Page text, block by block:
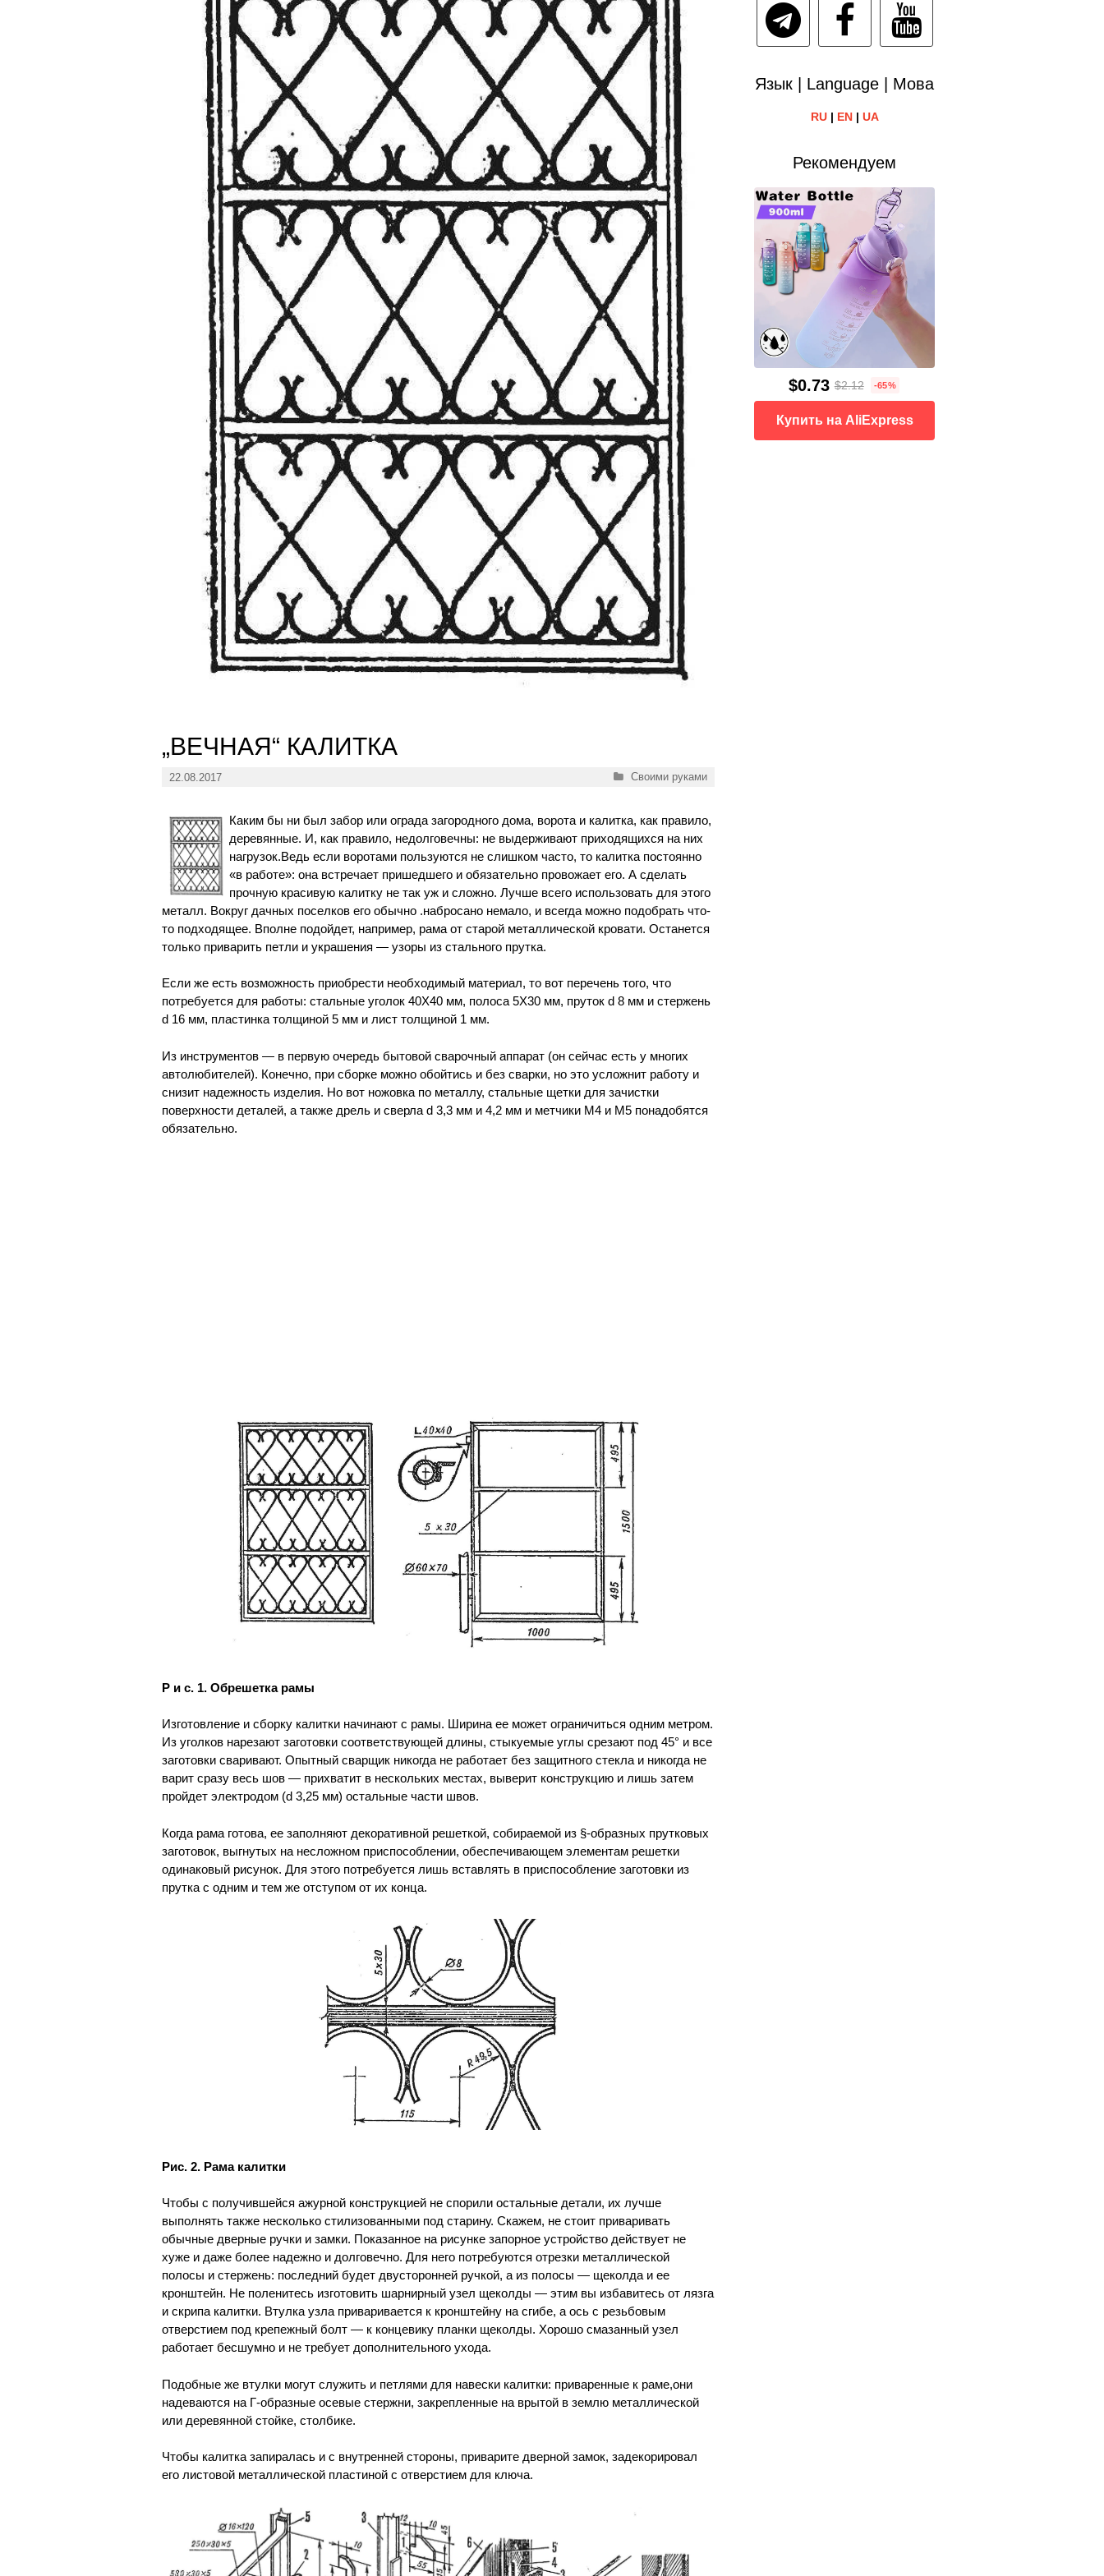
„ВЕЧНАЯ“ КАЛИТКА
22.08.2017 Рубрики
Своими руками
Каким бы ни был забор или ограда загородного дома, ворота и калитка, как правило,
деревянные. И, как правило, недолговечны: не выдерживают приходящихся на них
нагрузок.Ведь если воротами пользуются не слишком часто, то калитка постоянно
«в работе»: она встречает пришедшего и обязательно провожает его. А сделать
прочную красивую калитку не так уж и сложно. Лучше всего использовать для этого
металл. Вокруг дачных поселков его обычно .набросано немало, и всегда можно подобрать что-
то подходящее. Вполне подойдет, например, рама от старой металлической кровати. Останется
только приварить петли и украшения — узоры из стального прутка.
Если же есть возможность приобрести необходимый материал, то вот перечень того, что
потребуется для работы: стальные уголок 40X40 мм, полоса 5X30 мм, пруток d 8 мм и стержень
d 16 мм, пластинка толщиной 5 мм и лист толщиной 1 мм.
Из инструментов — в первую очередь бытовой сварочный аппарат (он сейчас есть у многих
автолюбителей). Конечно, при сборке можно обойтись и без сварки, но это усложнит работу и
снизит надежность изделия. Но вот ножовка по металлу, стальные щетки для зачистки
поверхности деталей, а также дрель и сверла d 3,3 мм и 4,2 мм и метчики М4 и М5 понадобятся
обязательно.
Р и с. 1. Обрешетка рамы
Изготовление и сборку калитки начинают с рамы. Ширина ее может ограничиться одним метром.
Из уголков нарезают заготовки соответствующей длины, стыкуемые углы срезают под 45° и все
заготовки сваривают. Опытный сварщик никогда не работает без защитного стекла и никогда не
варит сразу весь шов — прихватит в нескольких местах, выверит конструкцию и лишь затем
пройдет электродом (d 3,25 мм) остальные части швов.
Когда рама готова, ее заполняют декоративной решеткой, собираемой из §-образных прутковых
заготовок, выгнутых на несложном приспособлении, обеспечивающем элементам решетки
одинаковый рисунок. Для этого потребуется лишь вставлять в приспособление заготовки из
прутка с одним и тем же отступом от их конца.
Рис. 2. Рама калитки
Чтобы с получившейся ажурной конструкцией не спорили остальные детали, их лучше
выполнять также несколько стилизованными под старину. Скажем, не стоит приваривать
обычные дверные ручки и замки. Показанное на рисунке запорное устройство действует не
хуже и даже более надежно и долговечно. Для него потребуются отрезки металлической
полосы и стержень: последний будет двусторонней ручкой, а из полосы — щеколда и ее
кронштейн. Не поленитесь изготовить шарнирный узел щеколды — этим вы избавитесь от лязга
и скрипа калитки. Втулка узла приваривается к кронштейну на сгибе, а ось с резьбовым
отверстием под крепежный болт — к концевику планки щеколды. Хорошо смазанный узел
работает бесшумно и не требует дополнительного ухода.
Подобные же втулки могут служить и петлями для навески калитки: приваренные к раме,они
надеваются на Г-образные осевые стержни, закрепленные на врытой в землю металлической
или деревянной стойке, столбике.
Чтобы калитка запиралась и с внутренней стороны, приварите дверной замок, задекорировал
его листовой металлической пластиной с отверстием для ключа.
Язык | Language | Мова
RU| EN| UA
Рекомендуем
$0.73 $2.12 -65%
Купить на AliExpress